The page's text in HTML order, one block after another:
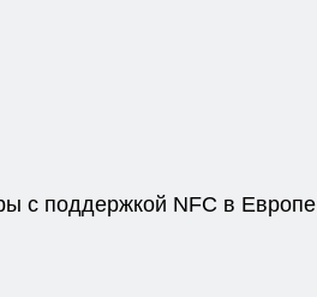
с поддержкой NFC в Европе